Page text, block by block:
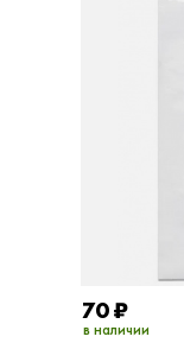
70₽
в наличии